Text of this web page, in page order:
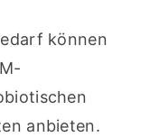
können
anbieten.